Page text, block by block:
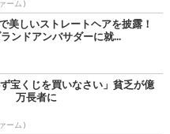
ーム )
美しいストレートヘアを披露！
ランドアンバサダーに就...
宝くじを買いなさい」貧乏が億
万長者に
ーム )